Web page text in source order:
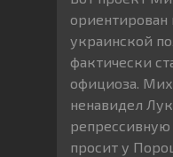
украинской
фактически
официоза.
ненавидел
репрессивную
просит у